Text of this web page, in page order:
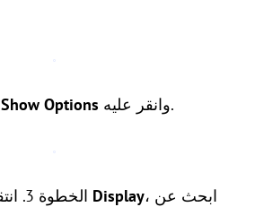
Show Options وانقر عليه.
Display ، ابحث عن